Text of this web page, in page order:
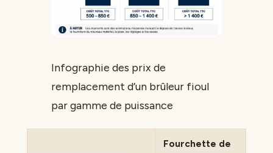
Infographie des prix de
remplacement d’un brûleur fioul
par gamme de puissance
Fourchette de